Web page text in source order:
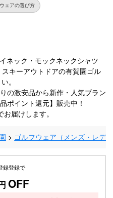
ェアの選び方
ネック・モックネックシャツ
キーアウトドアの有賀園ゴル
。
の激安品から新作・人気ブラン
ポイント還元】販売中！
届けします。
ゴルフウェア（メンズ・レデ
録登録で
OFF